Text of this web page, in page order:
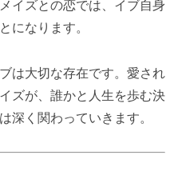
イズとの恋では、イブ自身
になります。
は大切な存在です。愛され
ズが、誰かと人生を歩む決
深く関わっていきます。